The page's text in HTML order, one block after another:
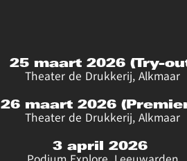
25 maart 2026 (Try-
Theater de Drukkerij, Alkmaar
26 maart 2026
Theater de Drukkerij, Alkmaar
3 april 2026